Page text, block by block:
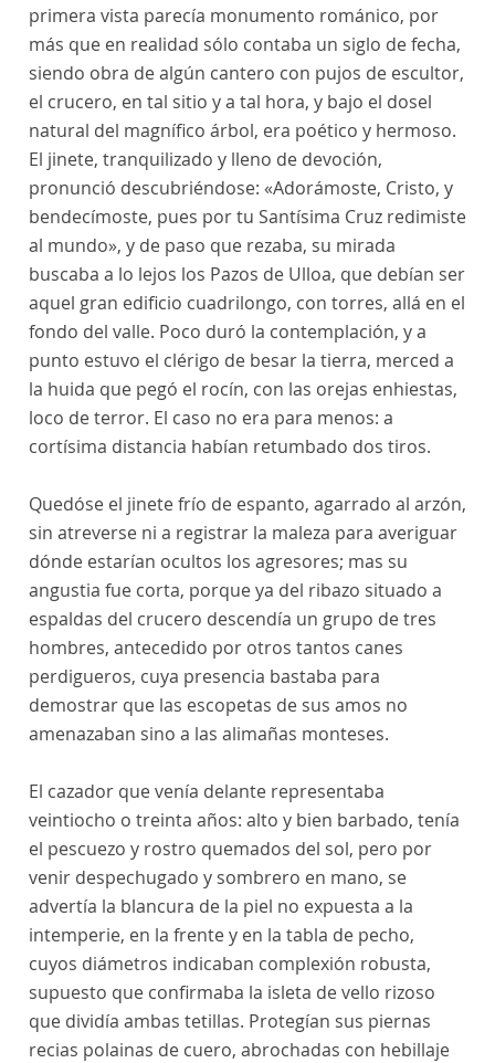
primera vista parecía monumento románico, por
más que en realidad sólo contaba un siglo de fecha,
siendo obra de algún cantero con pujos de escultor,
el crucero, en tal sitio y a tal hora, y bajo el dosel
natural del magnífico árbol, era poético y hermoso.
El jinete, tranquilizado y lleno de devoción,
pronunció descubriéndose: «Adorámoste, Cristo, y
bendecímoste, pues por tu Santísima Cruz redimiste
al mundo», y de paso que rezaba, su mirada
buscaba a lo lejos los Pazos de Ulloa, que debían ser
aquel gran edificio cuadrilongo, con torres, allá en el
fondo del valle. Poco duró la contemplación, y a
punto estuvo el clérigo de besar la tierra, merced a
la huida que pegó el rocín, con las orejas enhiestas,
loco de terror. El caso no era para menos: a
cortísima distancia habían retumbado dos tiros.
Quedóse el jinete frío de espanto, agarrado al arzón,
sin atreverse ni a registrar la maleza para averiguar
dónde estarían ocultos los agresores; mas su
angustia fue corta, porque ya del ribazo situado a
espaldas del crucero descendía un grupo de tres
hombres, antecedido por otros tantos canes
perdigueros, cuya presencia bastaba para
demostrar que las escopetas de sus amos no
amenazaban sino a las alimañas monteses.
El cazador que venía delante representaba
veintiocho o treinta años: alto y bien barbado, tenía
el pescuezo y rostro quemados del sol, pero por
venir despechugado y sombrero en mano, se
advertía la blancura de la piel no expuesta a la
intemperie, en la frente y en la tabla de pecho,
cuyos diámetros indicaban complexión robusta,
supuesto que confirmaba la isleta de vello rizoso
que dividía ambas tetillas. Protegían sus piernas
recias polainas de cuero, abrochadas con hebillaje